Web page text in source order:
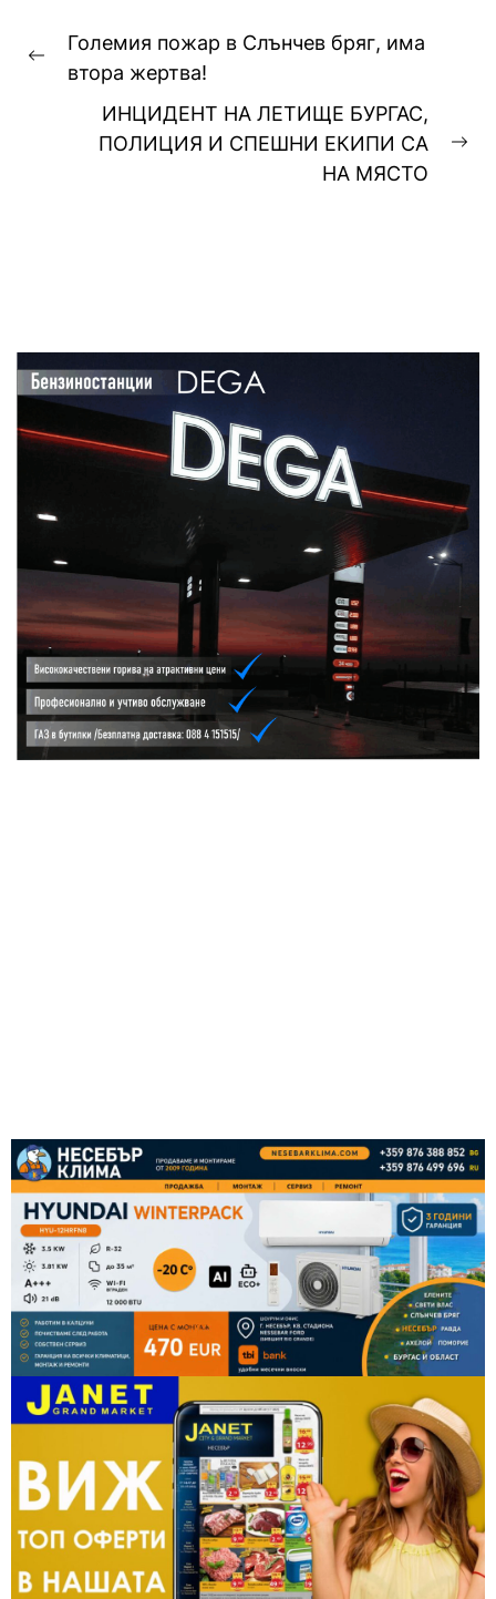
Навигация
Previous
Големия пожар в Слънчев бряг, има
втора жертва!
ИНЦИДЕНТ НА ЛЕТИЩЕ БУРГАС,
ПОЛИЦИЯ И СПЕШНИ ЕКИПИ СА
НА МЯСТО